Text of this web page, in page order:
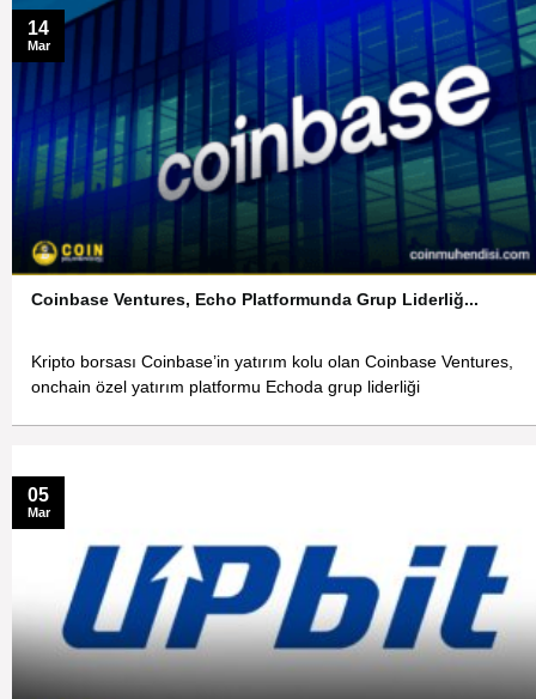
Coinbase Ventures, Echo Platformunda Grup Liderliğ...
Kripto borsası Coinbase’in yatırım kolu olan Coinbase Ventures,
onchain özel yatırım platformu Echoda grup liderliği
14
Mar
05
Mar